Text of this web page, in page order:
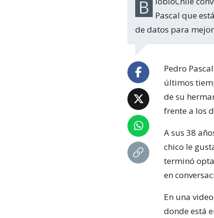
BiobioChile conversó con Nicolás Balmaceda Pascal, el hermano médico de Pedro
Pascal que
de datos para
Pedro
últimos
de su
frente a los
A sus 38
chico le
terminó
en
En una
donde está